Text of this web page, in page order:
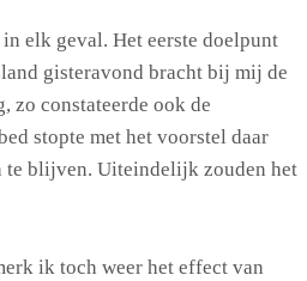
elk geval. Het eerste doelpunt
gisteravond bracht bij mij de
zo constateerde ook de
stopte met het voorstel daar
te blijven. Uiteindelijk zouden het
ik toch weer het effect van